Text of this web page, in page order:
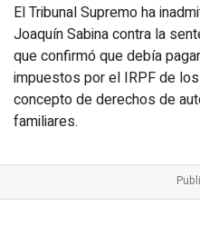
El Tribunal Supremo ha
Joaquín Sabina contra la
que confirmó que debía
impuestos por el IRPF de
concepto de derechos de
familiares.